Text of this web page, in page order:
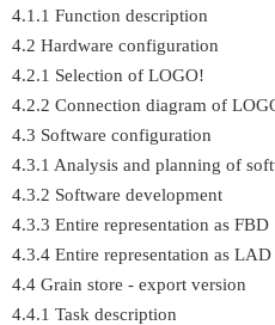
4.1.1 Function description
4.2 Hardware configuration
4.2.1 Selection of LOGO!
4.2.2 Connection diagram of
4.3 Software configuration
4.3.1 Analysis and planning of
4.3.2 Software development
4.3.3 Entire representation as FBD
4.3.4 Entire representation as LAD
4.4 Grain store - export version
4.4.1 Task description